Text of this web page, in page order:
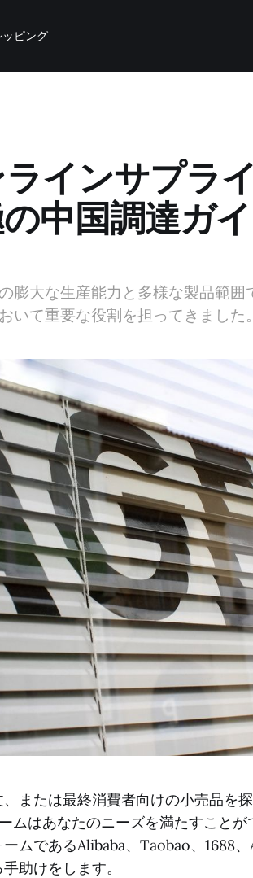
ッピング
インサプラ
中国調達ガ
膨大な生産能力と多様な製品範
いて重要な役割を担ってきました。
または最終消費者向けの小売品を
ムはあなたのニーズを満たすこと
ムであるAlibaba、Taobao、1688
助けをします。